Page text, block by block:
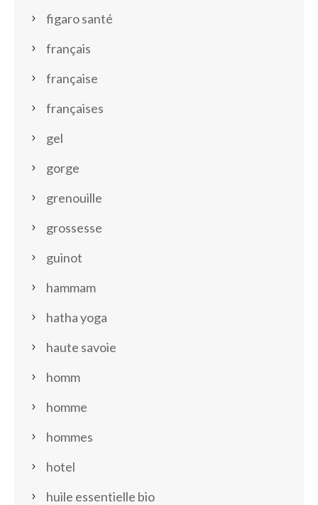
figaro santé
français
française
françaises
gel
gorge
grenouille
grossesse
guinot
hammam
hatha yoga
haute savoie
homm
homme
hommes
hotel
huile essentielle bio